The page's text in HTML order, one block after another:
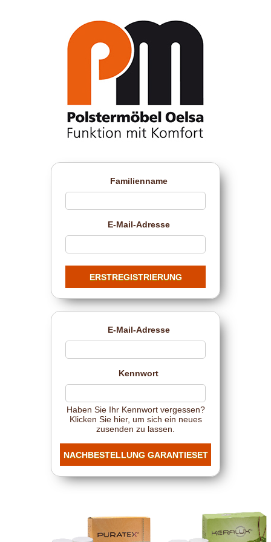
Familienname
E-Mail-Adresse
E-Mail-Adresse
Kennwort
Haben Sie Ihr Kennwort vergessen?
Klicken Sie hier, um sich ein neues
zusenden zu lassen.